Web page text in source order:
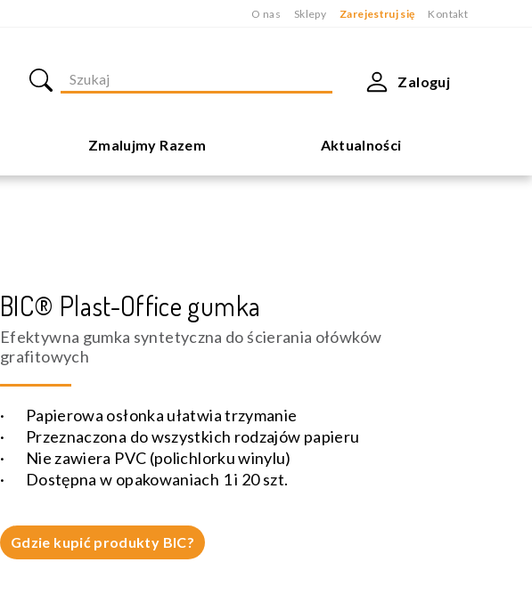
O nas Sklepy Zarejestruj się Kontakt
Zaloguj
Zmalujmy Razem Aktualności
BIC® Plast-Office gumka
Efektywna gumka syntetyczna do ścierania ołówków
grafitowych
· Papierowa osłonka ułatwia trzymanie
· Przeznaczona do wszystkich rodzajów papieru
· Nie zawiera PVC (polichlorku winylu)
· Dostępna w opakowaniach 1 i 20 szt.
Gdzie kupić produkty BIC?